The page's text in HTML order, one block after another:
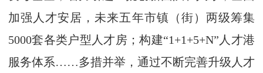
加强人才安居，未来五年市镇（街）两级筹集
5000套各类户型人才房；构建“1+1+5+N”人才港
服务体系……多措并举，通过不断完善升级人才